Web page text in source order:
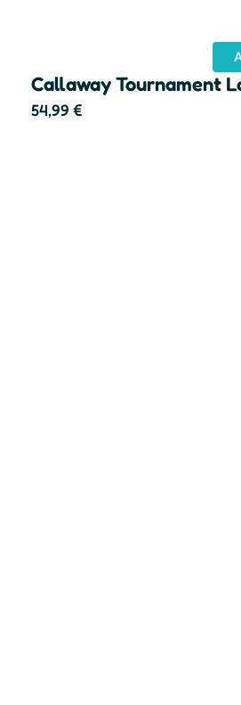
Callaway Tournament
54,99 €